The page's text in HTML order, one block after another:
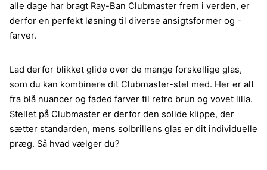
alle dage har bragt Ray-Ban Clubmaster frem i verden, er
derfor en perfekt løsning til diverse ansigtsformer og -
farver.
Lad derfor blikket glide over de mange forskellige glas,
som du kan kombinere dit Clubmaster-stel med. Her er alt
fra blå nuancer og faded farver til retro brun og vovet lilla.
Stellet på Clubmaster er derfor den solide klippe, der
sætter standarden, mens solbrillens glas er dit individuelle
præg. Så hvad vælger du?